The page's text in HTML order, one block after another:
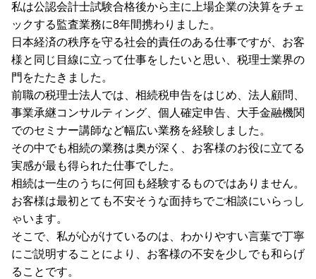
私は公認会計士試験合格後から主に上場企業の決算をチェ
ックする監査業務に8年間携わりました。
日本経済の秩序を守る社会的責任のある仕事ですが、お客
様と同じ目線に立って仕事をしたいと思い、税理士業界の
門をたたきました。
前職の税理士法人では、相続税申告をはじめ、法人顧問、
事業承継コンサルティング、個人確定申告、大手金融機関
でのセミナー講師など幅広い業務を経験しました。
その中でも相続の業務は奥が深く、お客様のお役に立てる
実感が最も得られた仕事でした。
相続は一生のうちに何回も経験するものではありません。
お客様は最初とても不安そうな面持ちでご相談にいらっし
ゃいます。
そこで、私が心がけているのは、わかりやすい言葉で丁寧
にご説明することにより、お客様の不安を少しでも和らげ
ることです。